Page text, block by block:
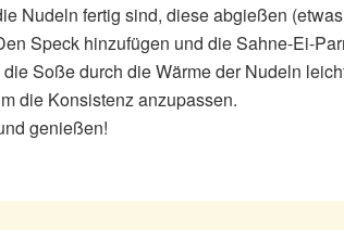
Nudeln fertig sind, diese abgießen
Speck hinzufügen und die Sahne-Ei-
Soße durch die Wärme der Nudeln
die Konsistenz anzupassen.
genießen!